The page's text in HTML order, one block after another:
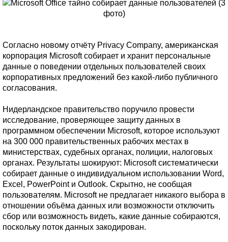
Согласно новому отчёту Privacy Company, американская
корпорация Microsoft собирает и хранит персональные
данные о поведении отдельных пользователей своих
корпоративных предложений без какой-либо публичного
согласования.
Нидерландское правительство поручило провести
исследование, проверяющее защиту данных в
программном обеспечении Microsoft, которое используют
на 300 000 правительственных рабочих местах в
министерствах, судебных органах, полиции, налоговых
органах. Результаты шокируют: Microsoft систематически
собирает данные о индивидуальном использовании Word,
Excel, PowerPoint и Outlook. Скрытно, не сообщая
пользователям. Microsoft не предлагает никакого выбора в
отношении объёма данных или возможности отключить
сбор или возможность видеть, какие данные собираются,
поскольку поток данных закодирован.